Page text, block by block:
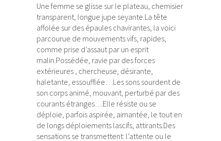
Une femme se glisse sur le plateau, chemisier
transparent, longue jupe seyante.La tête
affolée sur des épaules chavirantes, la voici
parcourue de mouvements vifs, rapides,
comme prise d’assaut par un esprit
malin.Possédée, ravie par des forces
extérieures , chercheuse, désirante,
haletante, essoufflée…Les sons sourdent de
son corps animé, mouvant, perturbé par des
courants étranges…Elle résiste ou se
déploie, parfois aspirée, aimantée, le tout en
de longs déploiements lascifs, attirants.Des
sensations se transmettent: l’attente ou le